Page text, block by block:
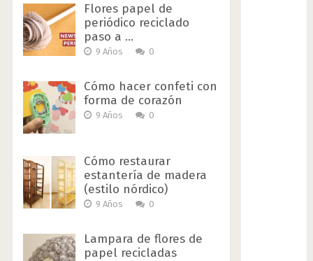
Flores papel de
periódico reciclado
paso a …
9 Años 0
Cómo hacer confeti con
forma de corazón
9 Años 0
Cómo restaurar
estantería de madera
(estilo nórdico)
9 Años 0
Lampara de flores de
papel recicladas